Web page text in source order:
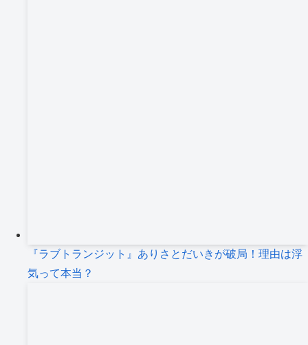
『ラブトランジット』ありさとだいきが破局！理由は浮
気って本当？